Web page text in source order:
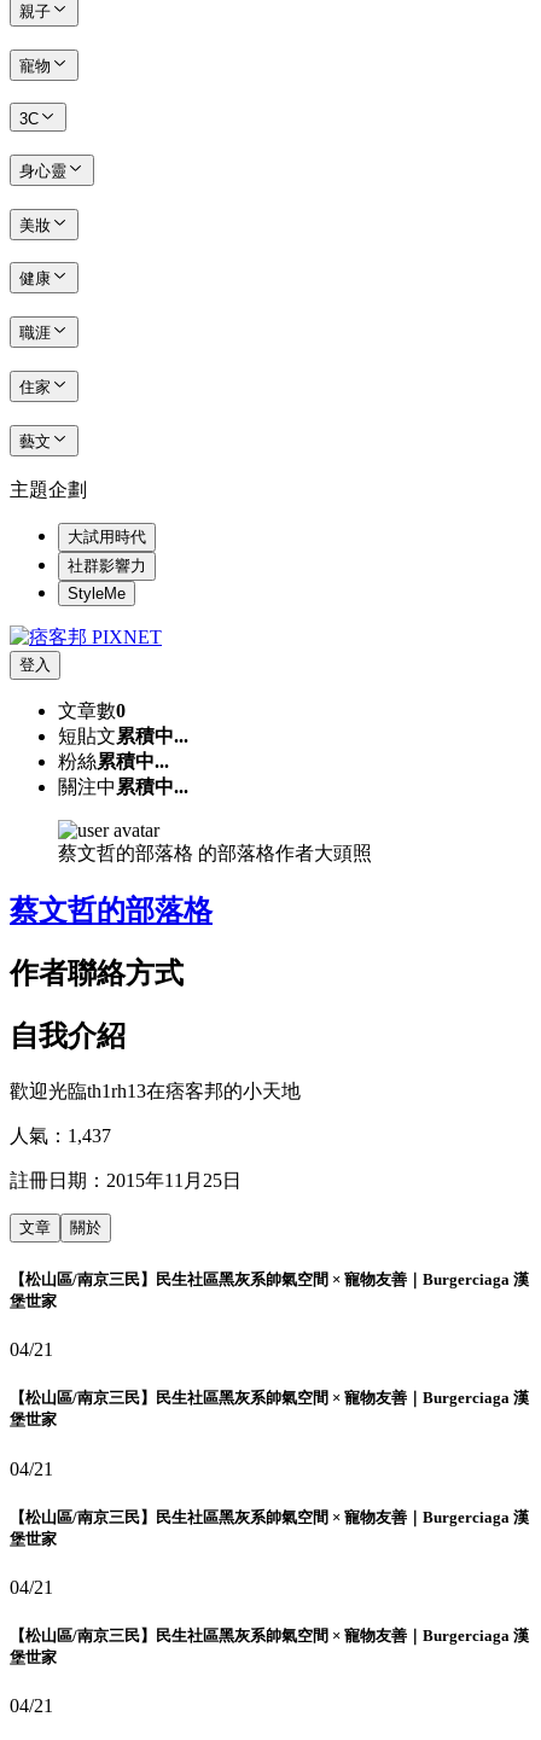
親子
寵物
3C
身心靈
美妝
健康
職涯
住家
藝文
主題企劃
大試用時代
社群影響力
StyleMe
登入
文章數0
短貼文累積中...
粉絲累積中...
關注中 累積中...
蔡文哲的部落格 的部落格作者大頭照
蔡文哲的部落格
作者聯絡方式
自我介紹
歡迎光臨th1rh13在痞客邦的小天地
人氣： 1,437
註冊日期： 2015年11月25日
文章 關於
【松山區/南京三民】民生社區黑灰系帥氣空間 × 寵物友善｜Burgerciaga 漢
堡世家
04/21
【松山區/南京三民】民生社區黑灰系帥氣空間 × 寵物友善｜Burgerciaga 漢
堡世家
04/21
【松山區/南京三民】民生社區黑灰系帥氣空間 × 寵物友善｜Burgerciaga 漢
堡世家
04/21
【松山區/南京三民】民生社區黑灰系帥氣空間 × 寵物友善｜Burgerciaga 漢
堡世家
04/21